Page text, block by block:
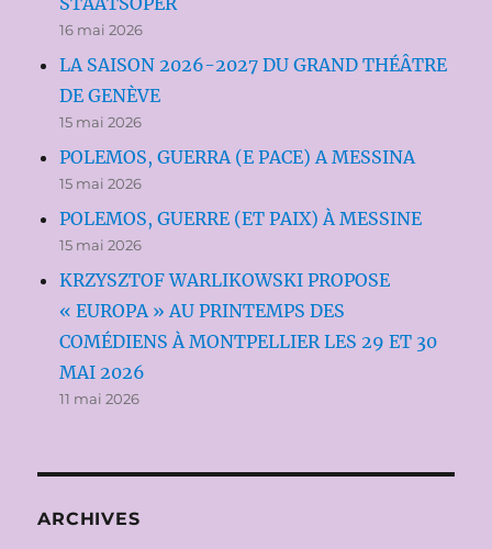
16 mai 2026
LA SAISON 2026-2027 DU GRAND THÉÂTRE
DE GENÈVE
15 mai 2026
POLEMOS, GUERRA (E PACE) A MESSINA
15 mai 2026
POLEMOS, GUERRE (ET PAIX) À MESSINE
15 mai 2026
KRZYSZTOF WARLIKOWSKI PROPOSE
« EUROPA » AU PRINTEMPS DES
COMÉDIENS À MONTPELLIER LES 29 ET 30
MAI 2026
11 mai 2026
ARCHIVES